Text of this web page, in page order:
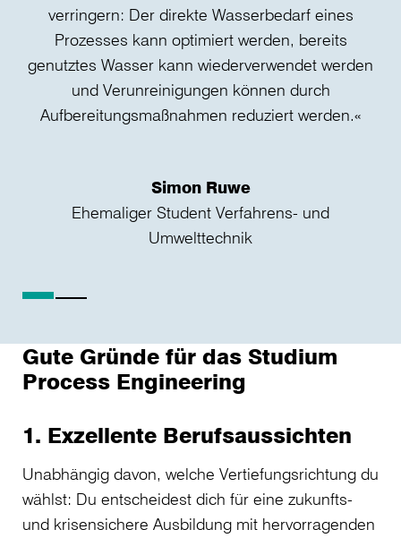
verringern: Der direkte Wasserbedarf eines
Prozesses kann optimiert werden, bereits
genutztes Wasser kann wiederverwendet werden
und Verunreinigungen können durch
Aufbereitungsmaßnahmen reduziert werden.«
Simon Ruwe
Ehemaliger Student Verfahrens- und
Umwelttechnik
Gute Gründe für das Studium
Process Engineering
1. Exzellente Berufsaussichten
Unabhängig davon, welche Vertiefungsrichtung du
wählst: Du entscheidest dich für eine zukunfts-
und krisensichere Ausbildung mit hervorragenden